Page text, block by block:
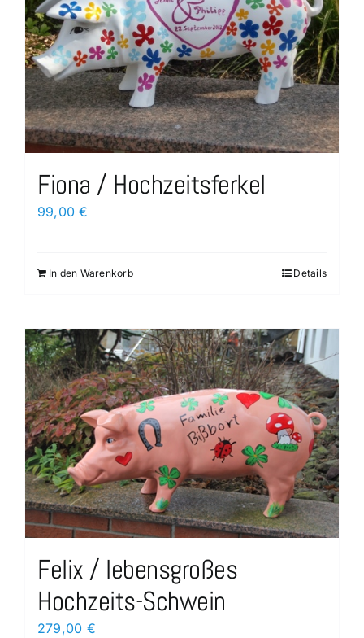
Fiona / Hochzeitsferkel
99,00€
In den Warenkorb Details
Felix / lebensgroßes
Hochzeits-Schwein
279,00 €